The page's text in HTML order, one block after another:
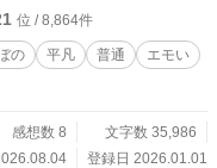
位 / 8,864件
の 平凡 普通
エモい
感想数 8
文字数 35,986
登録日 2026.01.01